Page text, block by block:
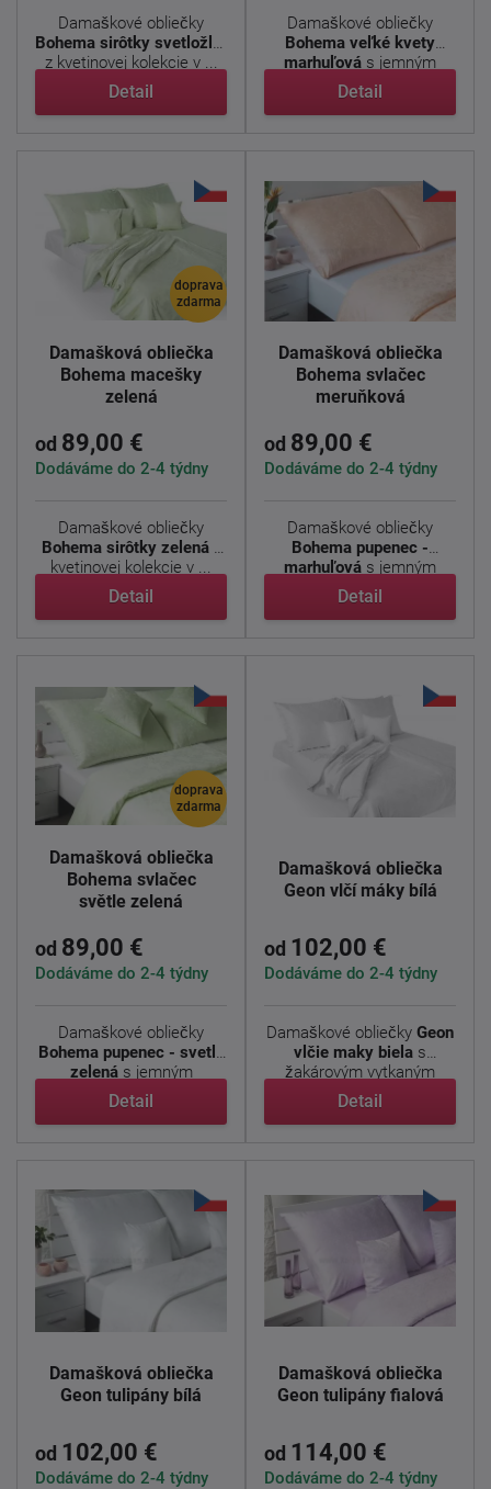
Damaškové obliečky
Bohema sirôtky svetložltá
z kvetinovej kolekcie v ...
Detail
Damaškové obliečky
Bohema veľké kvety
marhuľová s jemným
kvetinovým ...
Detail
doprava
zdarma
Damašková obliečka
Bohema macešky
zelená
od 89,00 €
Dodáváme do 2-4 týdny
Damaškové obliečky
Bohema sirôtky zelenáz
kvetinovej kolekcie v ...
Detail
Damašková obliečka
Bohema svlačec
meruňková
od 89,00 €
Dodáváme do 2-4 týdny
Damaškové obliečky
Bohema pupenec -
marhuľová s jemným
kvetinovým ...
Detail
doprava
zdarma
Damašková obliečka
Bohema svlačec
světle zelená
od 89,00 €
Dodáváme do 2-4 týdny
Damaškové obliečky
Bohema pupenec - svetlo
zelenás jemným
kvetinovým ...
Detail
Damašková obliečka
Geon vlčí máky bílá
od 102,00 €
Dodáváme do 2-4 týdny
Damaškové obliečky Geon
vlčie maky biela s
žakárovým vytkaným
vzorom ...
Detail
Damašková obliečka
Geon tulipány bílá
od 102,00 €
Dodáváme do 2-4 týdny
Damašková obliečka
Geon tulipány fialová
od 114,00 €
Dodáváme do 2-4 týdny